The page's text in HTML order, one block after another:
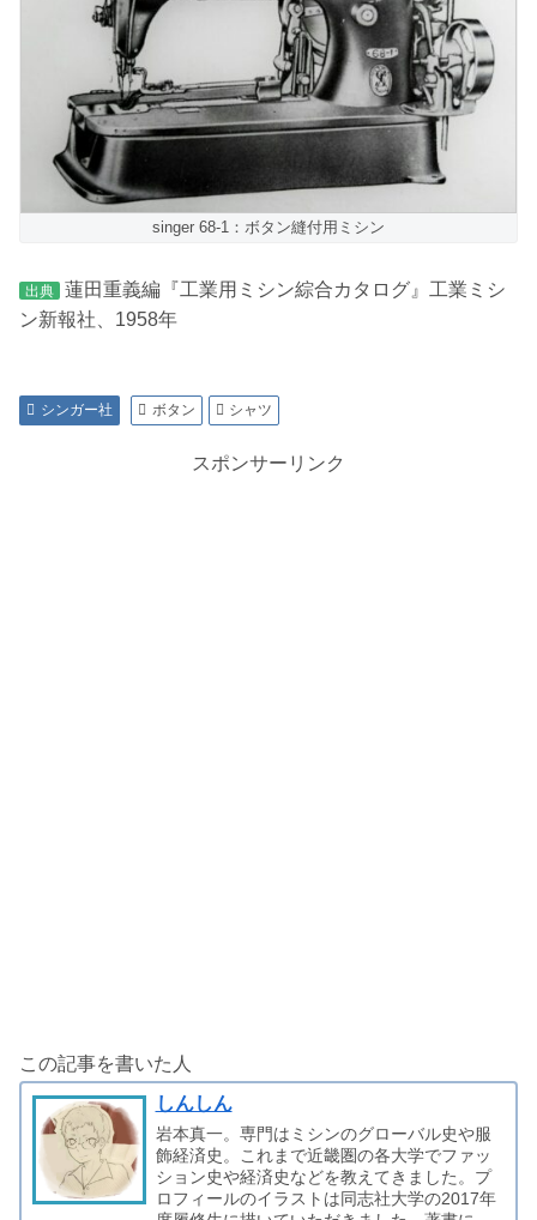
singer 68-1：ボタン縫付用ミシン
出典
蓮田重義編『工業用ミシン綜合カタログ』工業ミシ
ン新報社、1958年
シンガー社 ボタン シャツ
スポンサーリンク
この記事を書いた人
しんしん
岩本真一。専門はミシンのグローバル史や服
飾経済史。これまで近畿圏の各大学でファッ
ション史や経済史などを教えてきました。プ
ロフィールのイラストは同志社大学の2017年